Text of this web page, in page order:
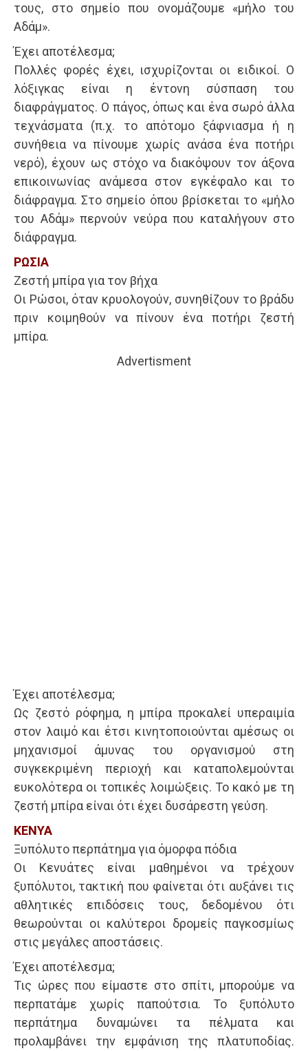
τους, στο σημείο που ονομάζουμε «μήλο του
Αδάμ».
Έχει αποτέλεσμα;
Πολλές φορές έχει, ισχυρίζονται οι ειδικοί. Ο
λόξιγκας είναι η έντονη σύσπαση του
διαφράγματος. Ο πάγος, όπως και ένα σωρό άλλα
τεχνάσματα (π.χ. το απότομο ξάφνιασμα ή η
συνήθεια να πίνουμε χωρίς ανάσα ένα ποτήρι
νερό), έχουν ως στόχο να διακόψουν τον άξονα
επικοινωνίας ανάμεσα στον εγκέφαλο και το
διάφραγμα. Στο σημείο όπου βρίσκεται το «μήλο
του Αδάμ» περνούν νεύρα που καταλήγουν στο
διάφραγμα.
ΡΩΣΙΑ
Ζεστή μπίρα για τον βήχα
Οι Ρώσοι, όταν κρυολογούν, συνηθίζουν το βράδυ
πριν κοιμηθούν να πίνουν ένα ποτήρι ζεστή
μπίρα.
Advertisment
Έχει αποτέλεσμα;
Ως ζεστό ρόφημα, η μπίρα προκαλεί υπεραιμία
στον λαιμό και έτσι κινητοποιούνται αμέσως οι
μηχανισμοί άμυνας του οργανισμού στη
συγκεκριμένη περιοχή και καταπολεμούνται
ευκολότερα οι τοπικές λοιμώξεις. Το κακό με τη
ζεστή μπίρα είναι ότι έχει δυσάρεστη γεύση.
ΚΕΝΥΑ
Ξυπόλυτο περπάτημα για όμορφα πόδια
Οι Κενυάτες είναι μαθημένοι να τρέχουν
ξυπόλυτοι, τακτική που φαίνεται ότι αυξάνει τις
αθλητικές επιδόσεις τους, δεδομένου ότι
θεωρούνται οι καλύτεροι δρομείς παγκοσμίως
στις μεγάλες αποστάσεις.
Έχει αποτέλεσμα;
Τις ώρες που είμαστε στο σπίτι, μπορούμε να
περπατάμε χωρίς παπούτσια. Το ξυπόλυτο
περπάτημα δυναμώνει τα πέλματα και
προλαμβάνει την εμφάνιση της πλατυποδίας.